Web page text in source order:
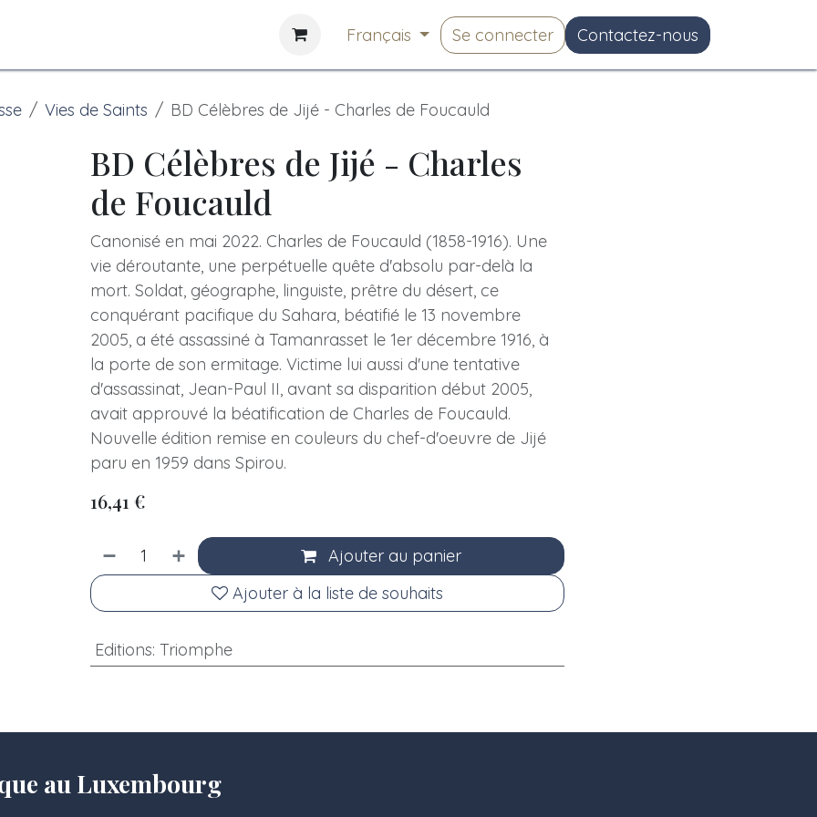
Français Se connecter Contactez-nous
Vies de Saints BD Célèbres de Jijé - Charles de Foucauld
BD Célèbres de Jijé - Charles
de Foucauld
Canonisé en mai 2022. Charles de Foucauld (1858-1916). Une
vie déroutante, une perpétuelle quête d'absolu par-delà la
mort. Soldat, géographe, linguiste, prêtre du désert, ce
conquérant pacifique du Sahara, béatifié le 13 novembre
2005, a été assassiné à Tamanrasset le 1er décembre 1916, à
la porte de son ermitage. Victime lui aussi d'une tentative
d'assassinat, Jean-Paul II, avant sa disparition début 2005,
avait approuvé la béatification de Charles de Foucauld.
Nouvelle édition remise en couleurs du chef-d'oeuvre de Jijé
paru en 1959 dans Spirou.
16,41 €
Ajouter au panier
Ajouter à la liste de souhaits
Editions: Triomphe
au Luxembourg